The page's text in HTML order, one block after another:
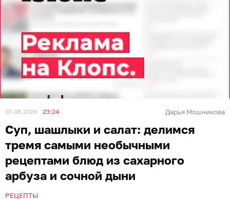
07.08.2026 23:24 Дарья Мошникова
Суп, шашлыки и салат: делимся
тремя самыми необычными
рецептами блюд из сахарного
арбуза и сочной дыни
РЕЦЕПТЫ